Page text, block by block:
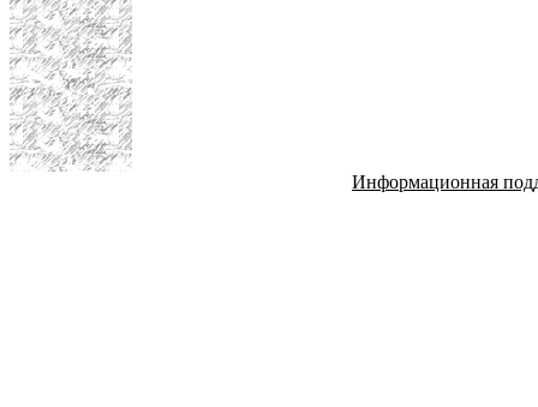
Информационная